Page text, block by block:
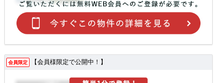
会員限定 【会員様限定で公開中！】